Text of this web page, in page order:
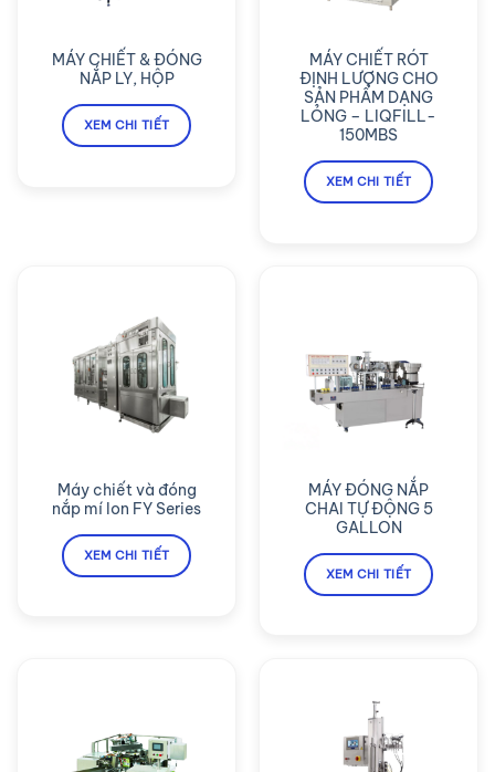
MÁY CHIẾT & ĐÓNG
NẮP LY, HỘP
XEM CHI TIẾT
MÁY CHIẾT RÓT
ĐỊNH LƯỢNG CHO
SẢN PHẨM DẠNG
LỎNG – LIQFILL-
150MBS
XEM CHI TIẾT
Máy chiết và đóng
nắp mí lon FY Series
XEM CHI TIẾT
MÁY ĐÓNG NẮP
CHAI TỰ ĐỘNG 5
GALLON
XEM CHI TIẾT